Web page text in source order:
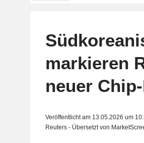
markieren
neuer
Veröffentlicht am 13.05.2026 um
Reuters - Übersetzt von